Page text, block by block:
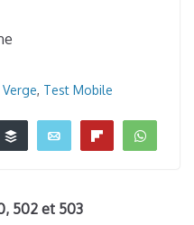
, Test Mobile
Buffer Email Flip
502 et 503